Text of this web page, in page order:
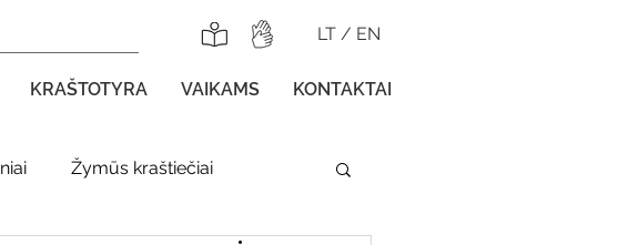
LT / EN
KRAŠTOTYRA VAIKAMS KONTAKTAI
Žymūs kraštiečiai